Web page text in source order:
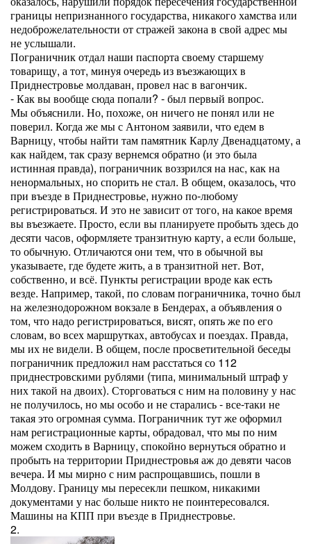
границы непризнанного государства, никакого хамства или
недоброжелательности от стражей закона в свой адрес мы
не услышали.
Пограничник отдал наши паспорта своему старшему
товарищу, а тот, минуя очередь из въезжающих в
Приднестровье молдаван, провел нас в вагончик.
- Как вы вообще сюда попали? - был первый вопрос.
Мы объяснили. Но, похоже, он ничего не понял или не
поверил. Когда же мы с Антоном заявили, что едем в
Варницу, чтобы найти там памятник Карлу Двенадцатому, а
как найдем, так сразу вернемся обратно (и это была
истинная правда), пограничник воззрился на нас, как на
ненормальных, но спорить не стал. В общем, оказалось, что
при въезде в Приднестровье, нужно по-любому
регистрироваться. И это не зависит от того, на какое время
вы въезжаете. Просто, если вы планируете пробыть здесь до
десяти часов, оформляете транзитную карту, а если больше,
то обычную. Отличаются они тем, что в обычной вы
указываете, где будете жить, а в транзитной нет. Вот,
собственно, и всё. Пункты регистрации вроде как есть
везде. Например, такой, по словам пограничника, точно был
на железнодорожном вокзале в Бендерах, а объявления о
том, что надо регистрироваться, висят, опять же по его
словам, во всех маршрутках, автобусах и поездах. Правда,
мы их не видели. В общем, после просветительной беседы
пограничник предложил нам расстаться со 112
приднестровскими рублями (типа, минимальный штраф у
них такой на двоих). Сторговаться с ним на половину у нас
не получилось, но мы особо и не старались - все-таки не
такая это огромная сумма. Пограничник тут же оформил
нам регистрационные карты, обрадовал, что мы по ним
можем сходить в Варницу, спокойно вернуться обратно и
пробыть на территории Приднестровья аж до девяти часов
вечера. И мы мирно с ним распрощавшись, пошли в
Молдову. Границу мы пересекли пешком, никакими
документами у нас больше никто не поинтересовался.
Машины на КПП при въезде в Приднестровье.
2.